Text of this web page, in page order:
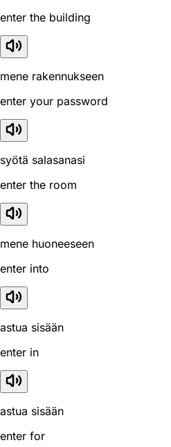
enter the building
mene rakennukseen
enter your password
syötä salasanasi
enter the room
mene huoneeseen
enter into
astua sisään
enter in
astua sisään
enter for